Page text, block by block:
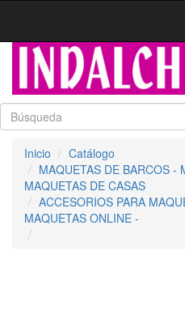
Inicio
Catálogo
MAQUETAS DE BARCOS -
MAQUETAS DE CASAS
ACCESORIOS PARA
MAQUETAS ONLINE -